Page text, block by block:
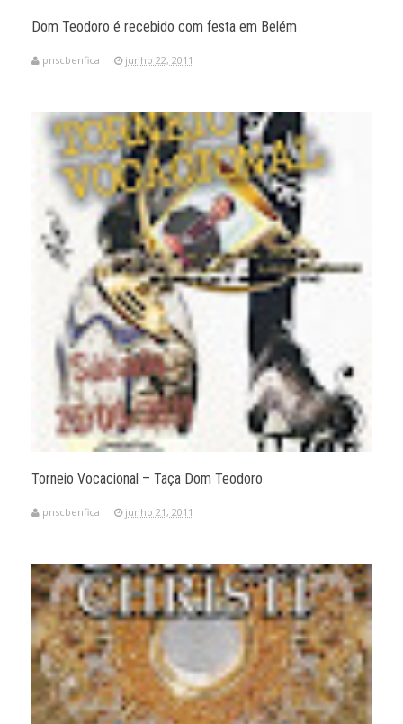
Dom Teodoro é recebido com festa em Belém
pnscbenfica junho 22, 2011
Torneio Vocacional – Taça Dom Teodoro
pnscbenfica junho 21, 2011